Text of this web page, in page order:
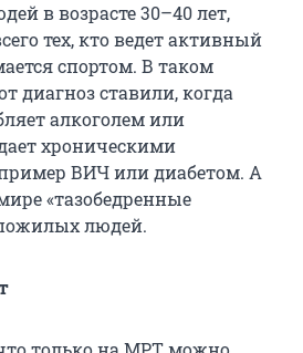
в возрасте 30–40 лет,
тех, кто ведет активный
спортом. В таком
диагноз ставили, когда
алкоголем или
хроническими
ВИЧ или диабетом. А
«тазобедренные
людей.